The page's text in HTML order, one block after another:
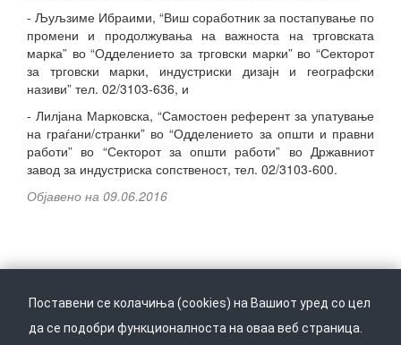
- Љуљзиме Ибраими, “Виш соработник за постапување по
промени и продолжувања на важноста на трговската
марка” во “Одделението за трговски марки” во “Секторот
за трговски марки, индустриски дизајн и географски
називи” тел. 02/3103-636, и
- Лилјана Марковска, “Самостоен референт за упатување
на граѓани/странки” во “Одделението за општи и правни
работи” во “Секторот за општи работи” во Државниот
завод за индустриска сопственост, тел. 02/3103-600.
Објавено на 09.06.2016
Поставени се колачиња (cookies) на Вашиот уред со цел
да се подобри функционалноста на оваа веб страница.